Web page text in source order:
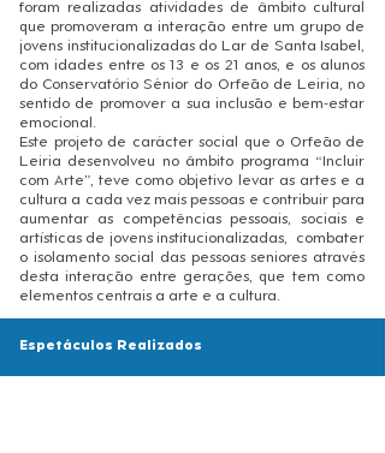
foram realizadas atividades de âmbito cultural
que promoveram a interação entre um grupo de
jovens institucionalizadas do Lar de Santa Isabel,
com idades entre os 13 e os 21 anos, e os alunos
do Conservatório Sénior do Orfeão de Leiria, no
sentido de promover a sua inclusão e bem-estar
emocional.
Este projeto de carácter social que o Orfeão de
Leiria desenvolveu no âmbito programa “Incluir
com Arte”, teve como objetivo levar as artes e a
cultura a cada vez mais pessoas e contribuir para
aumentar as competências pessoais, sociais e
artísticas de jovens institucionalizadas, combater
o isolamento social das pessoas seniores através
desta interação entre gerações, que tem como
elementos centrais a arte e a cultura.
Espetáculos Realizados